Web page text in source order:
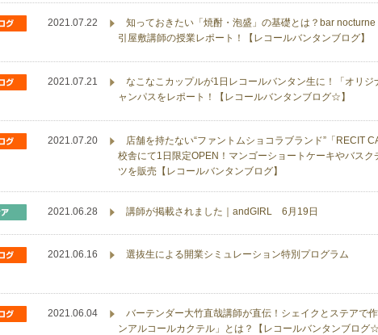
2021.07.22
知っておきたい「焼酎・泡盛」の基礎とは？bar
引屋敷講師の授業レポート！【レコールバンタンブログ】
2021.07.21
なこなこカップルが1日レコールバンタン生に！「オリ
ャンパスをレポート！【レコールバンタンブログ☆】
2021.07.20
店舗を持たない“ファントムショコラブランド”「RECIT
校舎にて1日限定OPEN！マンゴーショートケーキやバス
ツを販売【レコールバンタンブログ】
2021.06.28 講師が掲載されました｜andGIRL 6月19日
2021.06.16 選抜生による開業シミュレーション特別プログラム
2021.06.04
バーテンダー大竹直哉講師が直伝！シェイクとステアで
ンアルコールカクテル」とは？【レコールバンタンブログ☆